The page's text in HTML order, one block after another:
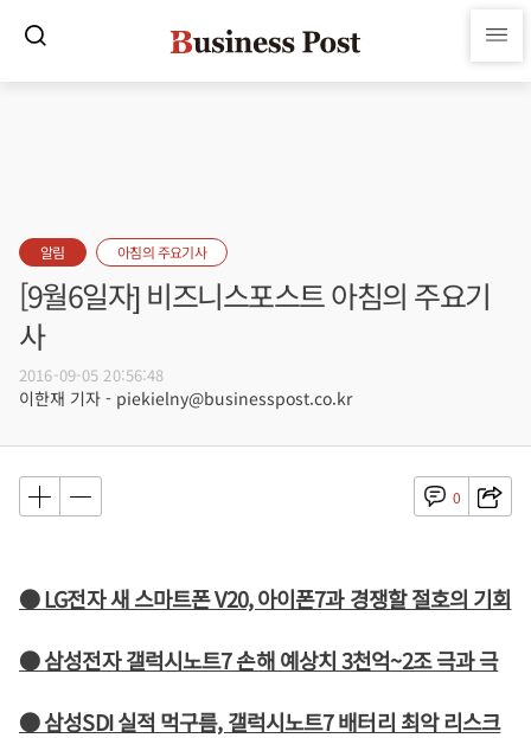
알림 아침의 주요기사
[9월6일자] 비즈니스포스트 아침의 주요기
사
2016-09-05 20:56:48
이한재 기자 - piekielny@businesspost.co.kr
0
● LG전자 새 스마트폰 V20, 아이폰7과 경쟁할 절호의 기회
● 삼성전자 갤럭시노트7 손해 예상치 3천억~2조 극과 극
● 삼성SDI 실적 먹구름, 갤럭시노트7 배터리 최악 리스크